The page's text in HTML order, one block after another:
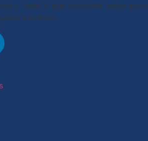
y todo lo que necesitás saber para
eléctrico.